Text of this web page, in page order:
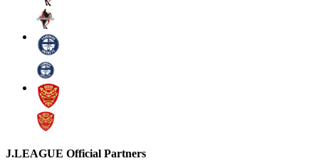
J.LEAGUE Official Partners